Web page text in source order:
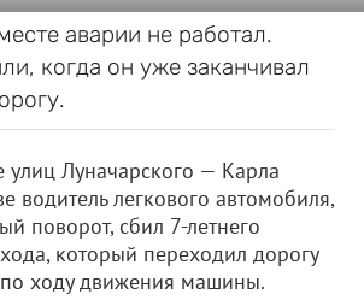
аварии не работал.
когда он уже заканчивал
улиц Луначарского — Карла
водитель легкового автомобиля,
поворот, сбил 7-летнего
который переходил дорогу
ходу движения машины.